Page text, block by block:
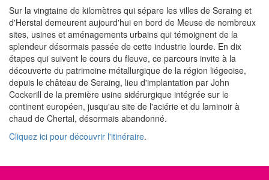
Sur la vingtaine de kilomètres qui sépare les villes de Seraing et
d'Herstal demeurent aujourd'hui en bord de Meuse de nombreux
sites, usines et aménagements urbains qui témoignent de la
splendeur désormais passée de cette industrie lourde. En dix
étapes qui suivent le cours du fleuve, ce parcours invite à la
découverte du patrimoine métallurgique de la région liégeoise,
depuis le château de Seraing, lieu d'implantation par John
Cockerill de la première usine sidérurgique intégrée sur le
continent européen, jusqu'au site de l'aciérie et du laminoir à
chaud de Chertal, désormais abandonné.
Cliquez ici pour découvrir l'itinéraire.